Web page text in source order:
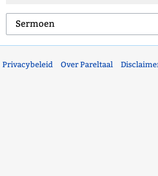
Privacybeleid Over Pareltaal